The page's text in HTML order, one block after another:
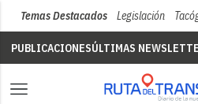
Temas Destacados Legislación
PUBLICACIONESÚLTIMAS